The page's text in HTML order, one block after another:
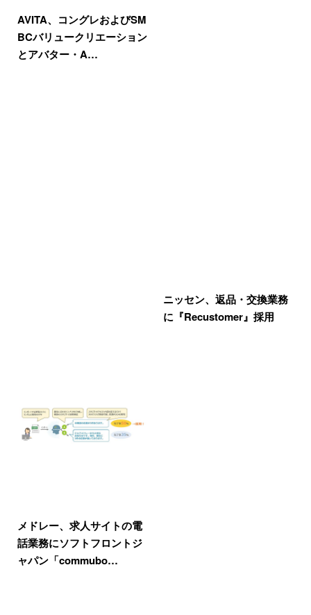
AVITA、コングレおよびSM
BCバリュークリエーション
とアバター・A…
ニッセン、返品・交換業務
に『Recustomer』採用
メドレー、求人サイトの電
話業務にソフトフロントジ
ャパン「commubo…